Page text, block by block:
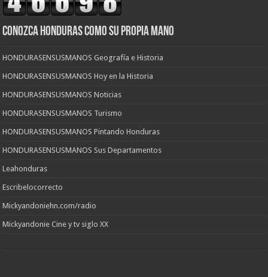
CONOZCA HONDURAS COMO SU PROPIA MANO
HONDURASENSUSMANOS Geografía e Historia
HONDURASENSUSMANOS Hoy en la Historia
HONDURASENSUSMANOS Noticias
HONDURASENSUSMANOS Turismo
HONDURASENSUSMANOS Pintando Honduras
HONDURASENSUSMANOS Sus Departamentos
Leahonduras
Escribelocorrecto
Mickyandoniehn.com/radio
Mickyandonie Cine y tv siglo XX